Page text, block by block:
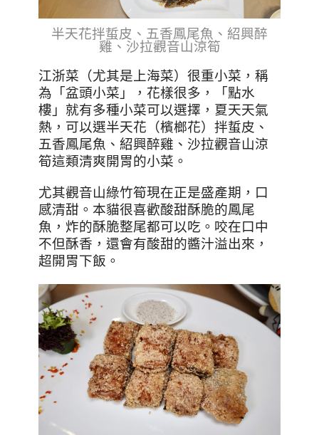
半天花拌蜇皮、五香鳳尾魚、紹興醉
雞、沙拉觀音山涼筍
江浙菜（尤其是上海菜）很重小菜，稱
為「盆頭小菜」，花樣很多，「點水
樓」就有多種小菜可以選擇，夏天天氣
熱，可以選半天花（檳榔花）拌蜇皮、
五香鳳尾魚、紹興醉雞、沙拉觀音山涼
筍這類清爽開胃的小菜。
尤其觀音山綠竹筍現在正是盛產期，口
感清甜。本貓很喜歡酸甜酥脆的鳳尾
魚，炸的酥脆整尾都可以吃。咬在口中
不但酥香，還會有酸甜的醬汁溢出來，
超開胃下飯。